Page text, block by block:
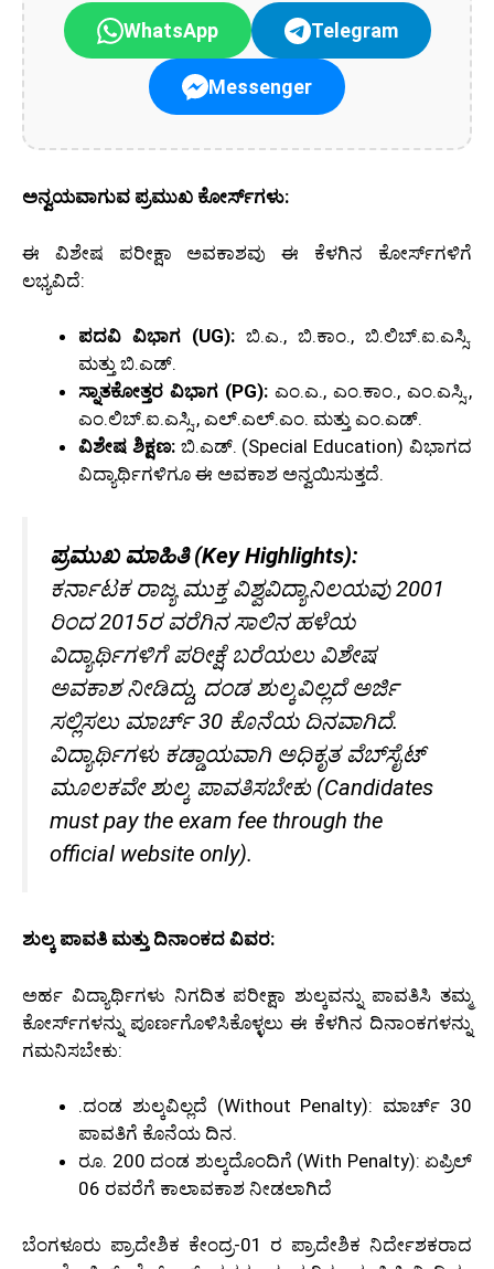
WhatsApp Telegram
Messenger
ಅನ್ವಯವಾಗುವ ಪ್ರಮುಖ ಕೋರ್ಸ್‌ಗಳು:
ಈ ವಿಶೇಷ ಪರೀಕ್ಷಾ ಅವಕಾಶವು ಈ ಕೆಳಗಿನ ಕೋರ್ಸ್‌ಗಳಿಗೆ
ಲಭ್ಯವಿದೆ:
ಪದವಿ ವಿಭಾಗ (UG): ಬಿ.ಎ., ಬಿ.ಕಾಂ., ಬಿ.ಲಿಬ್.ಐ.ಎಸ್ಸಿ.
ಮತ್ತು ಬಿ.ಎಡ್.
ಸ್ನಾತಕೋತ್ತರ ವಿಭಾಗ (PG): ಎಂ.ಎ., ಎಂ.ಕಾಂ., ಎಂ.ಎಸ್ಸಿ.,
ಎಂ.ಲಿಬ್.ಐ.ಎಸ್ಸಿ., ಎಲ್.ಎಲ್.ಎಂ. ಮತ್ತು ಎಂ.ಎಡ್.
ವಿಶೇಷ ಶಿಕ್ಷಣ:ಬಿ.ಎಡ್. (Special Education) ವಿಭಾಗದ
ವಿದ್ಯಾರ್ಥಿಗಳಿಗೂ ಈ ಅವಕಾಶ ಅನ್ವಯಿಸುತ್ತದೆ.
ಪ್ರಮುಖ ಮಾಹಿತಿ (Key Highlights):
ಕರ್ನಾಟಕ ರಾಜ್ಯ ಮುಕ್ತ ವಿಶ್ವವಿದ್ಯಾನಿಲಯವು 2001
ರಿಂದ 2015ರ ವರೆಗಿನ ಸಾಲಿನ ಹಳೆಯ
ವಿದ್ಯಾರ್ಥಿಗಳಿಗೆ ಪರೀಕ್ಷೆ ಬರೆಯಲು ವಿಶೇಷ
ಅವಕಾಶ ನೀಡಿದ್ದು, ದಂಡ ಶುಲ್ಕವಿಲ್ಲದೆ ಅರ್ಜಿ
ಸಲ್ಲಿಸಲು ಮಾರ್ಚ್ 30 ಕೊನೆಯ ದಿನವಾಗಿದೆ.
ವಿದ್ಯಾರ್ಥಿಗಳು ಕಡ್ಡಾಯವಾಗಿ ಅಧಿಕೃತ ವೆಬ್‌ಸೈಟ್
ಮೂಲಕವೇ ಶುಲ್ಕ ಪಾವತಿಸಬೇಕು (Candidates
must pay the exam fee through the
official website only).
ಶುಲ್ಕ ಪಾವತಿ ಮತ್ತು ದಿನಾಂಕದ ವಿವರ:
ಅರ್ಹ ವಿದ್ಯಾರ್ಥಿಗಳು ನಿಗದಿತ ಪರೀಕ್ಷಾ ಶುಲ್ಕವನ್ನು ಪಾವತಿಸಿ ತಮ್ಮ
ಕೋರ್ಸ್‌ಗಳನ್ನು ಪೂರ್ಣಗೊಳಿಸಿಕೊಳ್ಳಲು ಈ ಕೆಳಗಿನ ದಿನಾಂಕಗಳನ್ನು
ಗಮನಿಸಬೇಕು:
.ದಂಡ ಶುಲ್ಕವಿಲ್ಲದೆ (Without Penalty): ಮಾರ್ಚ್ 30
ಪಾವತಿಗೆ ಕೊನೆಯ ದಿನ.
ರೂ. 200 ದಂಡ ಶುಲ್ಕದೊಂದಿಗೆ (With Penalty): ಏಪ್ರಿಲ್
06 ರವರೆಗೆ ಕಾಲಾವಕಾಶ ನೀಡಲಾಗಿದೆ
ಬೆಂಗಳೂರು ಪ್ರಾದೇಶಿಕ ಕೇಂದ್ರ-01 ರ ಪ್ರಾದೇಶಿಕ ನಿರ್ದೇಶಕರಾದ